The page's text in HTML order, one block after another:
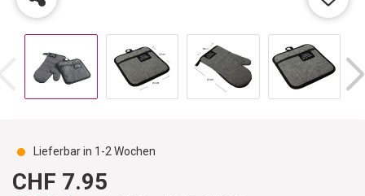
Lieferbar in 1-2 Wochen
CHF 7.95